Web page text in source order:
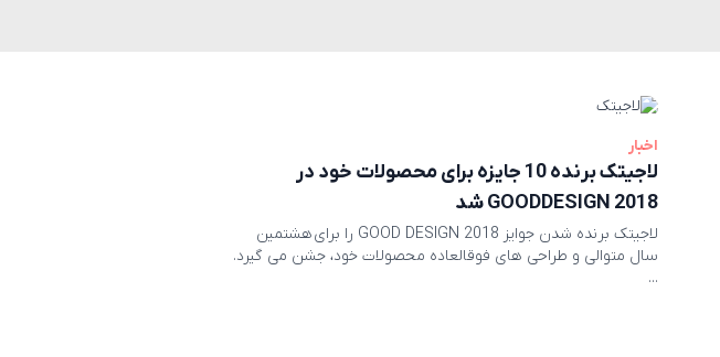
اخبار
لاجیتک برنده 10 جایزه برای محصولات خود در
GOODDESIGN 2018 شد
لاجیتک برنده شدن جوایز GOOD DESIGN 2018 را برای هشتمین
سال متوالی و طراحی های فوقالعاده محصولات خود، جشن می گیرد.
...